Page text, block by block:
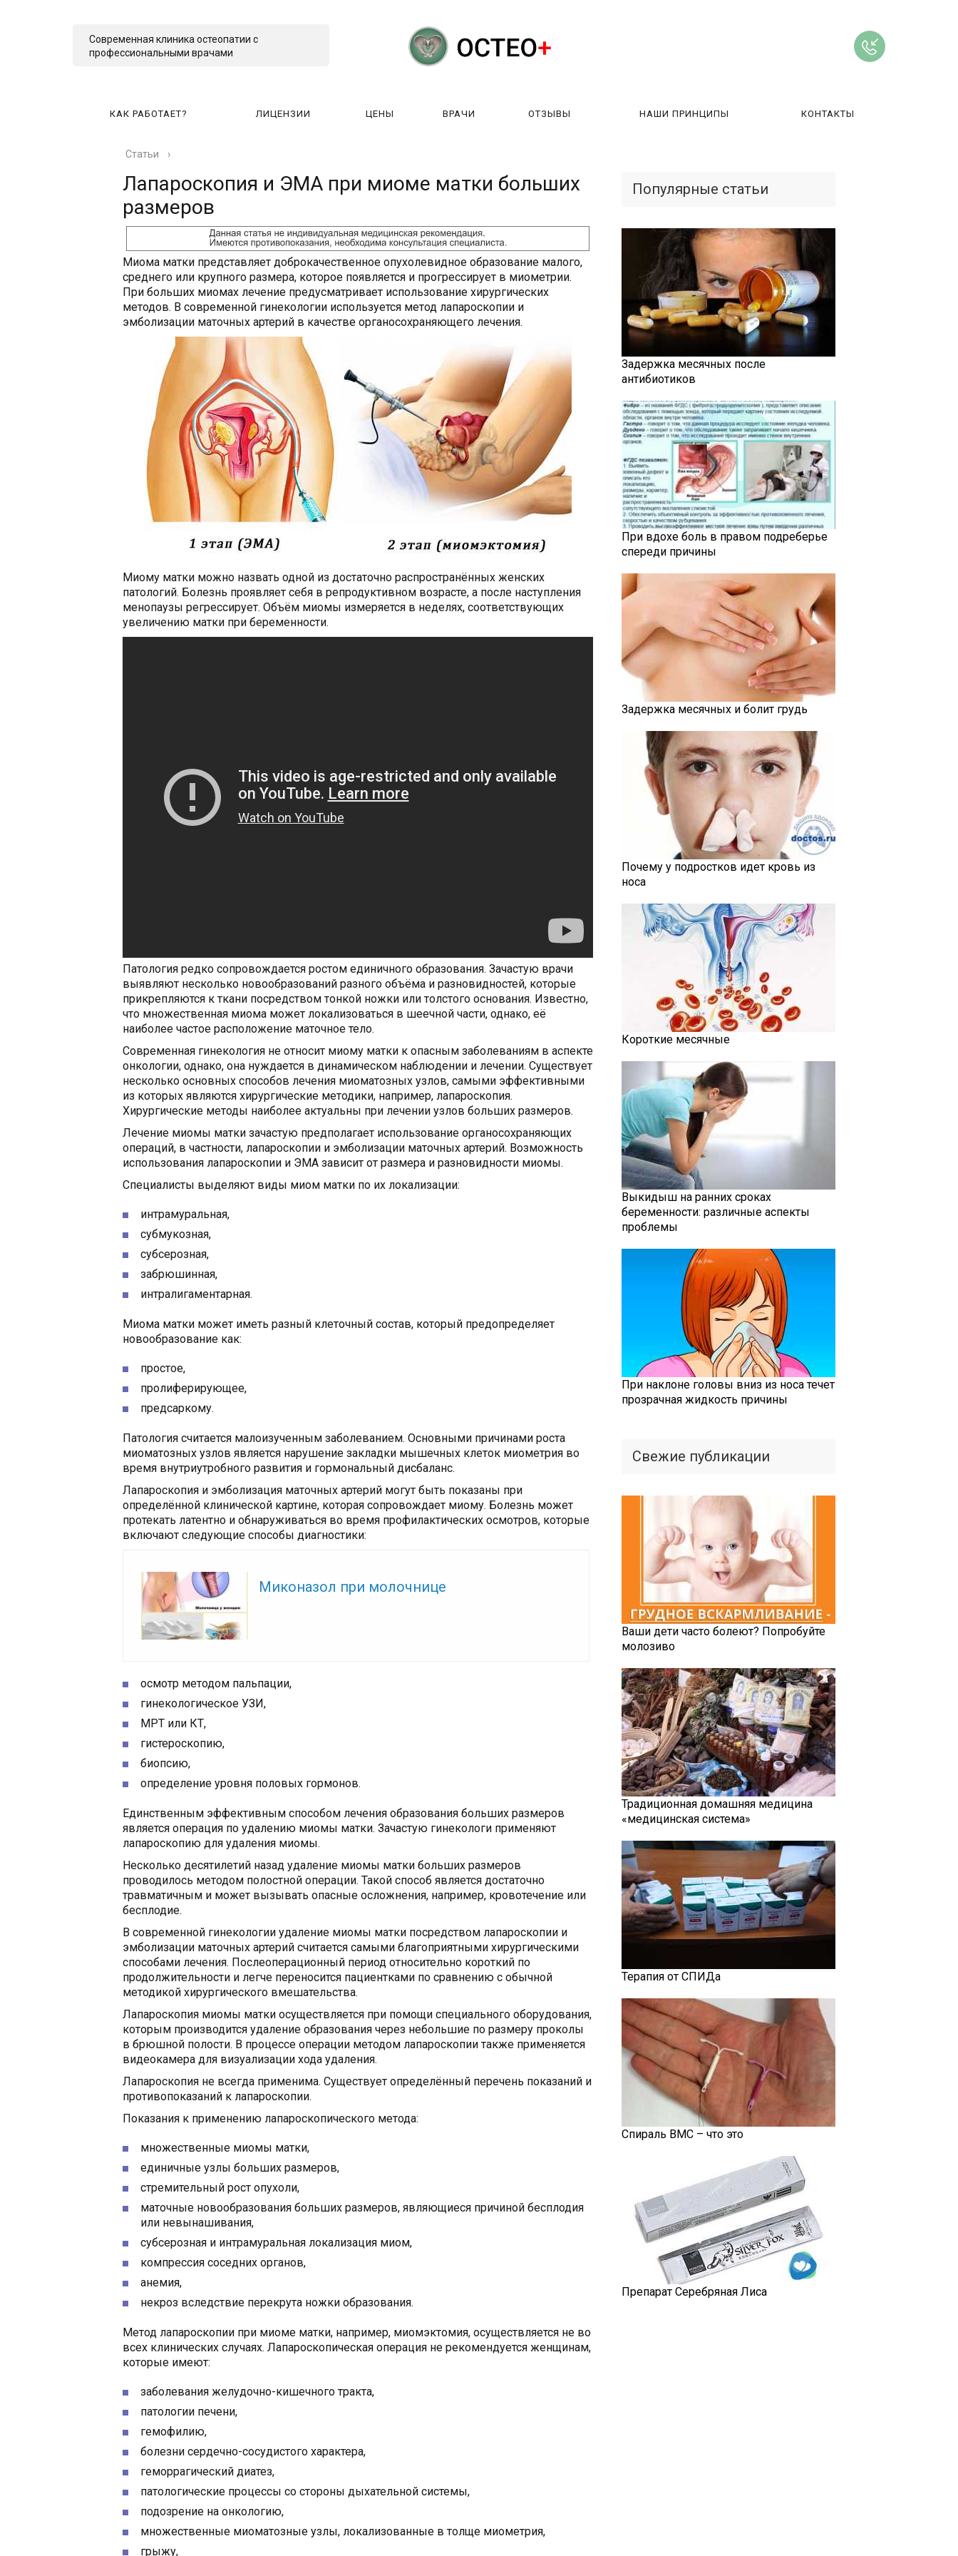
Современная клиника остеопатии с
профессиональными врачами
КАК РАБОТАЕТ? ЛИЦЕНЗИИ ЦЕНЫ ВРАЧИ ОТЗЫВЫ НАШИ ПРИНЦИПЫ КОНТАКТЫ
КАК РАБОТАЕТ? ЦЕНЫ
Статьи ›
Лапароскопия и ЭМА при миоме матки больших
размеров
Миома матки представляет доброкачественное опухолевидное образование малого,
среднего или крупного размера, которое появляется и прогрессирует в миометрии.
При больших миомах лечение предусматривает использование хирургических
методов. В современной гинекологии используется метод лапароскопии и
эмболизации маточных артерий в качестве органосохраняющего лечения.
Миому матки можно назвать одной из достаточно распространённых женских
патологий. Болезнь проявляет себя в репродуктивном возрасте, а после наступления
менопаузы регрессирует. Объём миомы измеряется в неделях, соответствующих
увеличению матки при беременности.
Патология редко сопровождается ростом единичного образования. Зачастую врачи
выявляют несколько новообразований разного объёма и разновидностей, которые
прикрепляются к ткани посредством тонкой ножки или толстого основания. Известно,
что множественная миома может локализоваться в шеечной части, однако, её
наиболее частое расположение маточное тело.
Современная гинекология не относит миому матки к опасным заболеваниям в аспекте
онкологии, однако, она нуждается в динамическом наблюдении и лечении. Существует
несколько основных способов лечения миоматозных узлов, самыми эффективными
из которых являются хирургические методики, например, лапароскопия.
Хирургические методы наиболее актуальны при лечении узлов больших размеров.
Лечение миомы матки зачастую предполагает использование органосохраняющих
операций, в частности, лапароскопии и эмболизации маточных артерий. Возможность
использования лапароскопии и ЭМА зависит от размера и разновидности миомы.
Специалисты выделяют виды миом матки по их локализации:
интрамуральная,
субмукозная,
субсерозная,
забрюшинная,
интралигаментарная.
Миома матки может иметь разный клеточный состав, который предопределяет
новообразование как:
простое,
пролиферирующее,
предсаркому.
Патология считается малоизученным заболеванием. Основными причинами роста
миоматозных узлов является нарушение закладки мышечных клеток миометрия во
время внутриутробного развития и гормональный дисбаланс.
Лапароскопия и эмболизация маточных артерий могут быть показаны при
определённой клинической картине, которая сопровождает миому. Болезнь может
протекать латентно и обнаруживаться во время профилактических осмотров, которые
включают следующие способы диагностики:
Миконазол при молочнице
осмотр методом пальпации,
гинекологическое УЗИ,
МРТ или КТ,
гистероскопию,
биопсию,
определение уровня половых гормонов.
Единственным эффективным способом лечения образования больших размеров
является операция по удалению миомы матки. Зачастую гинекологи применяют
лапароскопию для удаления миомы.
Несколько десятилетий назад удаление миомы матки больших размеров
проводилось методом полостной операции. Такой способ является достаточно
травматичным и может вызывать опасные осложнения, например, кровотечение или
бесплодие.
В современной гинекологии удаление миомы матки посредством лапароскопии и
эмболизации маточных артерий считается самыми благоприятными хирургическими
способами лечения. Послеоперационный период относительно короткий по
продолжительности и легче переносится пациентками по сравнению с обычной
методикой хирургического вмешательства.
Лапароскопия миомы матки осуществляется при помощи специального оборудования,
которым производится удаление образования через небольшие по размеру проколы
в брюшной полости. В процессе операции методом лапароскопии также применяется
видеокамера для визуализации хода удаления.
Лапароскопия не всегда применима. Существует определённый перечень показаний и
противопоказаний к лапароскопии.
Показания к применению лапароскопического метода:
множественные миомы матки,
единичные узлы больших размеров,
стремительный рост опухоли,
маточные новообразования больших размеров, являющиеся причиной бесплодия
или невынашивания,
субсерозная и интрамуральная локализация миом,
компрессия соседних органов,
анемия,
некроз вследствие перекрута ножки образования.
Метод лапароскопии при миоме матки, например, миомэктомия, осуществляется не во
всех клинических случаях. Лапароскопическая операция не рекомендуется женщинам,
которые имеют:
заболевания желудочно-кишечного тракта,
патологии печени,
гемофилию,
болезни сердечно-сосудистого характера,
геморрагический диатез,
патологические процессы со стороны дыхательной системы,
подозрение на онкологию,
множественные миоматозные узлы, локализованные в толще миометрия,
грыжу,
Популярные статьи
Задержка месячных после
антибиотиков
При вдохе боль в правом подреберье
спереди причины
Задержка месячных и болит грудь
Почему у подростков идет кровь из
носа
Короткие месячные
Выкидыш на ранних сроках
беременности: различные аспекты
проблемы
При наклоне головы вниз из носа течет
прозрачная жидкость причины
Свежие публикации
Ваши дети часто болеют? Попробуйте
молозиво
Традиционная домашняя медицина
«медицинская система»
Терапия от СПИДа
Спираль ВМС – что это
Препарат Серебряная Лиса